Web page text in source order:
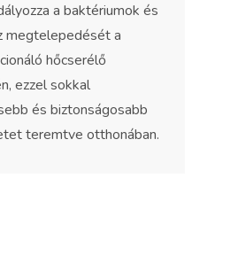
a baktériumok és
megtelepedését a
hőcserélő
ezzel sokkal
és biztonságosabb
teremtve otthonában.